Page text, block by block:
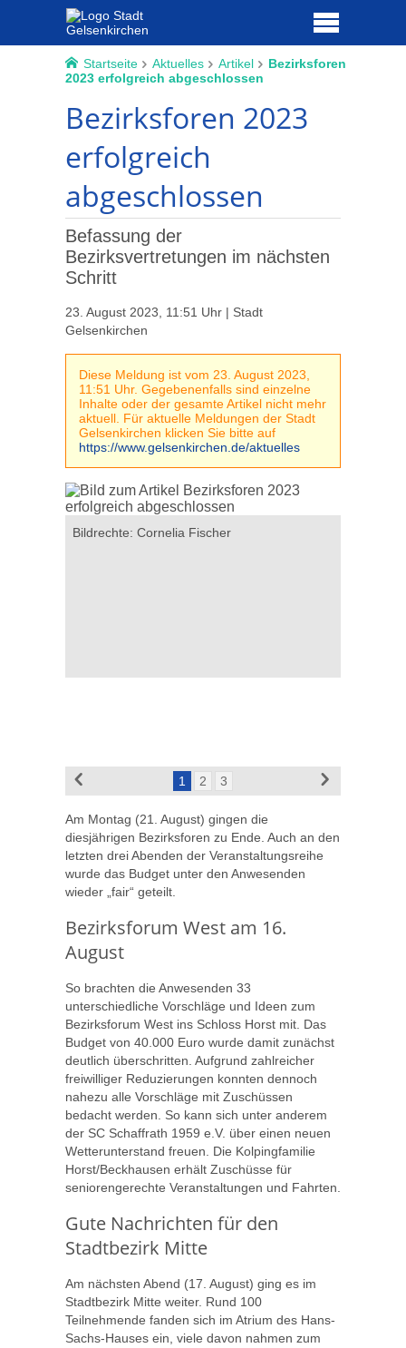
Startseite Aktuelles Artikel
Bezirksforen
2023 erfolgreich abgeschlossen
Bezirksforen 2023
erfolgreich
abgeschlossen
Befassung der
Bezirksvertretungen im nächsten
Schritt
23. August 2023, 11:51 Uhr | Stadt
Gelsenkirchen
Diese Meldung ist vom 23. August 2023,
11:51 Uhr. Gegebenenfalls sind einzelne
Inhalte oder der gesamte Artikel nicht mehr
aktuell. Für aktuelle Meldungen der Stadt
Gelsenkirchen klicken Sie bitte auf
https://www.gelsenkirchen.de/aktuelles
Bildrechte: Cornelia Fischer
1 2 3
Am Montag (21. August) gingen die
diesjährigen Bezirksforen zu Ende. Auch an den
letzten drei Abenden der Veranstaltungsreihe
wurde das Budget unter den Anwesenden
wieder „fair“ geteilt.
Bezirksforum West am 16.
August
So brachten die Anwesenden 33
unterschiedliche Vorschläge und Ideen zum
Bezirksforum West ins Schloss Horst mit. Das
Budget von 40.000 Euro wurde damit zunächst
deutlich überschritten. Aufgrund zahlreicher
freiwilliger Reduzierungen konnten dennoch
nahezu alle Vorschläge mit Zuschüssen
bedacht werden. So kann sich unter anderem
der SC Schaffrath 1959 e.V. über einen neuen
Wetterunterstand freuen. Die Kolpingfamilie
Horst/Beckhausen erhält Zuschüsse für
seniorengerechte Veranstaltungen und Fahrten.
Gute Nachrichten für den
Stadtbezirk Mitte
Am nächsten Abend (17. August) ging es im
Stadtbezirk Mitte weiter. Rund 100
Teilnehmende fanden sich im Atrium des Hans-
Sachs-Hauses ein, viele davon nahmen zum